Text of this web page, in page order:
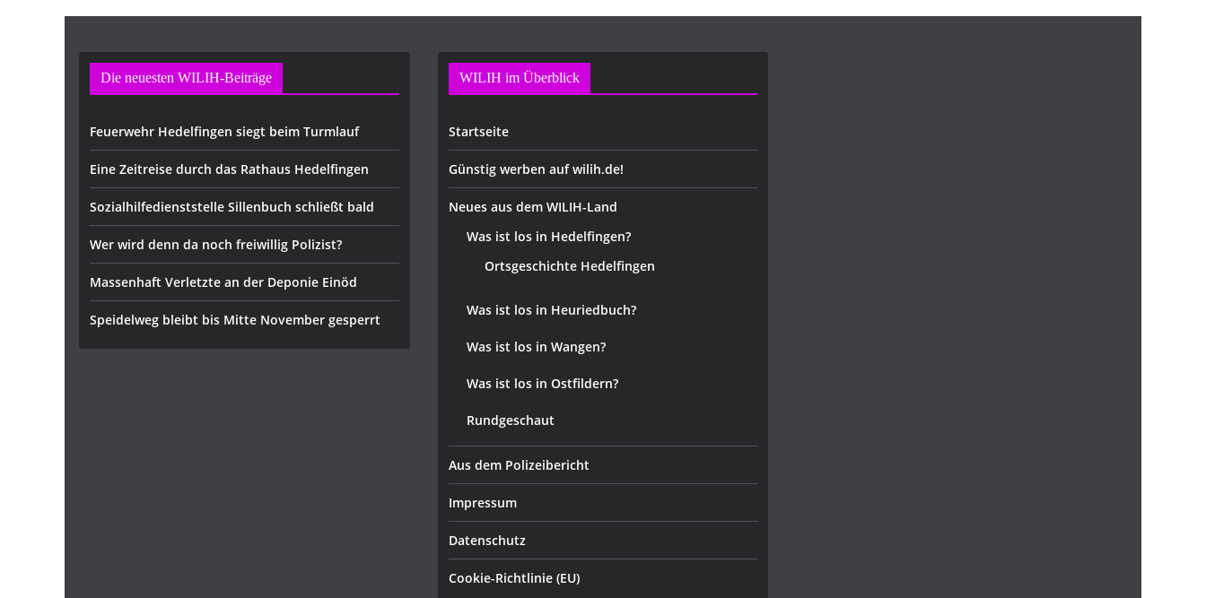
Die neuesten WILIH-Beiträge
Feuerwehr Hedelfingen siegt beim Turmlauf
Eine Zeitreise durch das Rathaus Hedelfingen
Sozialhilfedienststelle Sillenbuch schließt bald
Wer wird denn da noch freiwillig Polizist?
Massenhaft Verletzte an der Deponie Einöd
Speidelweg bleibt bis Mitte November gesperrt
WILIH im Überblick
Startseite
Günstig werben auf wilih.de!
Neues aus dem WILIH-Land
Was ist los in Hedelfingen?
Ortsgeschichte Hedelfingen
Was ist los in Heuriedbuch?
Was ist los in Wangen?
Was ist los in Ostfildern?
Rundgeschaut
Aus dem Polizeibericht
Impressum
Datenschutz
Cookie-Richtlinie (EU)